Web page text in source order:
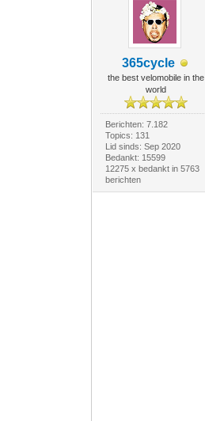
365cycle
the best velomobile in the
world
Berichten: 7.182
Topics: 131
Lid sinds: Sep 2020
Bedankt: 15599
12275 x bedankt in 5763
berichten